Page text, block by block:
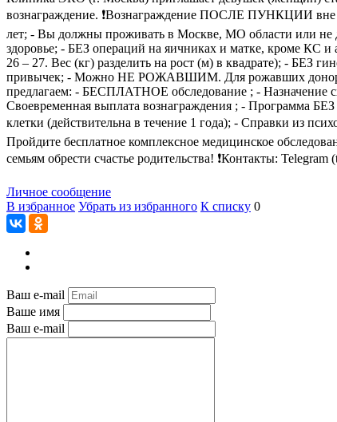
вознаграждение. ❗Вознаграждение ПОСЛЕ ПУНКЦИИ вне
лет; - Вы должны проживать в Москве, МО области или не
здоровье; - БЕЗ операций на яичниках и матке, кроме
26 – 27. Вес (кг) разделить на рост (м) в квадрате); - БЕЗ
привычек; - Можно НЕ РОЖАВШИМ. Для рожавших доноров
предлагаем: - БЕСПЛАТНОЕ обследование ; - Назначение
Своевременная выплата вознаграждения ; - Программа
клетки (действительна в течение 1 года); - Справки из
Пройдите бесплатное комплексное медицинское
семьям обрести счастье родительства! ❗Контакты:
Личное сообщение
В избранное Убрать из избранного К списку 0
Ваш e-mail
Ваше имя
Ваш e-mail